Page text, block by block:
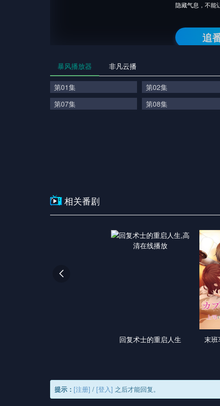
隐藏气息，不能
追
暴风播放器 非凡云播
第01集
第02集
第07集
第08集
相关番剧
回复术士的重启人生 末班

提示： [注册] / [登入] 之后才能回复。